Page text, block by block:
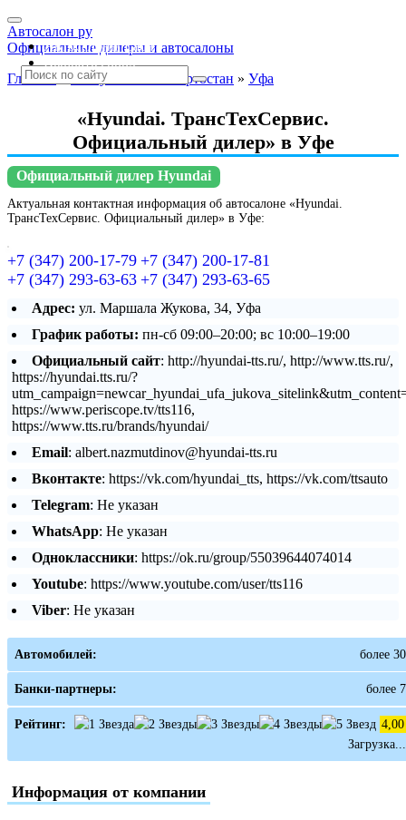
Автосалон ру
Официальные дилеры и автосалоны
Автосалоны Lada
Выбрать город
Главная » Республика Башкортостан » Уфа
«Hyundai. ТрансТехСервис.
Официальный дилер» в Уфе
Официальный дилер Hyundai
Актуальная контактная информация об автосалоне «Hyundai.
ТрансТехСервис. Официальный дилер» в Уфе:
+7 (347) 200-17-79 +7 (347) 200-17-81
+7 (347) 293-63-63 +7 (347) 293-63-65
Адрес: ул. Маршала Жукова, 34, Уфа
График работы: пн-сб 09:00–20:00; вс 10:00–19:00
Официальный сайт: http://hyundai-tts.ru/, http://www.tts.ru/,
https://hyundai.tts.ru/?
https://www.periscope.tv/tts116,
https://www.tts.ru/brands/hyundai/
Email: albert.nazmutdinov@hyundai-tts.ru
Вконтакте: https://vk.com/hyundai_tts, https://vk.com/ttsauto
Telegram: Не указан
WhatsApp: Не указан
Одноклассники: https://ok.ru/group/55039644074014
Youtube: https://www.youtube.com/user/tts116
Viber: Не указан
Автомобилей: более 30
Банки-партнеры: более 7
Рейтинг:
4,00
Загрузка...
Информация от компании